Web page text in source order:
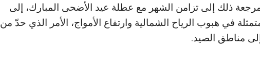
103 أطنان، مرجعة ذلك إلى تزامن الشهر مع عطلة عيد الأضحى المبارك، إلى
في هبوب الرياح الشمالية وارتفاع الأمواج، الأمر الذي حدّ من
مناطق الصيد.